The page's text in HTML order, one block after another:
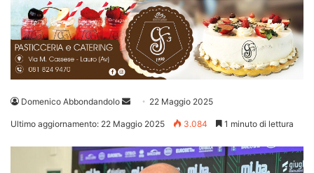
Domenico Abbondandolo
Invia 22 Maggio 2025
Ultimo aggiornamento: 22 Maggio 2025 3.084 1 minuto di lettura